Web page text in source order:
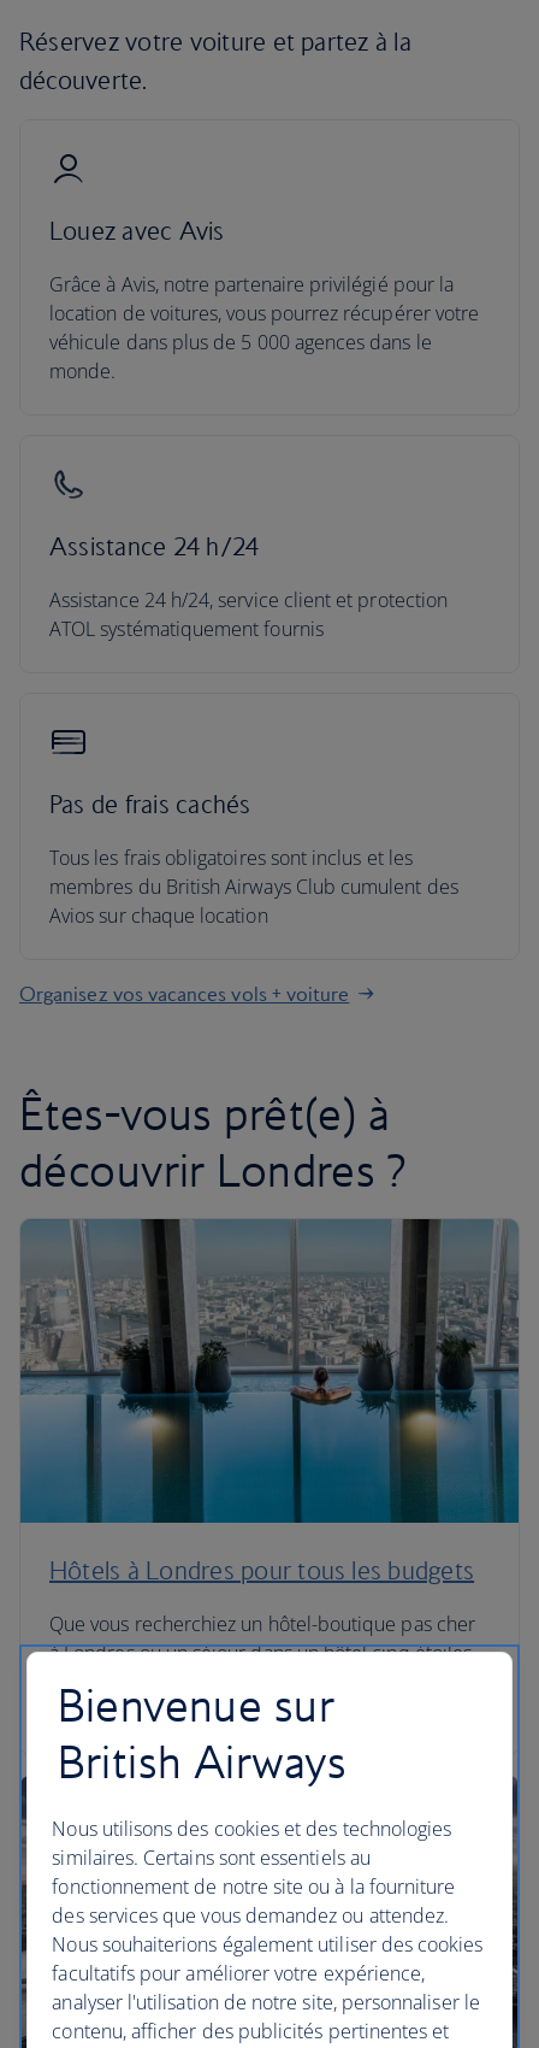
Réservez votre voiture et partez à la
découverte.
Louez avec Avis
Grâce à Avis, notre partenaire privilégié pour la
location de voitures, vous pourrez récupérer votre
véhicule dans plus de 5 000 agences dans le
monde.
Assistance 24 h/24
Assistance 24 h/24, service client et protection
ATOL systématiquement fournis
Pas de frais cachés
Tous les frais obligatoires sont inclus et les
membres du British Airways Club cumulent des
Avios sur chaque location
Organisez vos vacances vols + voiture
Êtes-vous prêt(e) à
découvrir Londres ?
Hôtels à Londres pour tous les budgets
Que vous recherchiez un hôtel-boutique pas cher
à Londres ou un séjour dans un hôtel cinq étoiles,
budgets.
Bienvenue sur
British Airways
Nous utilisons des cookies et des technologies
similaires. Certains sont essentiels au
fonctionnement de notre site ou à la fourniture
des services que vous demandez ou attendez.
Nous souhaiterions également utiliser des cookies
facultatifs pour améliorer votre expérience,
analyser l'utilisation de notre site, personnaliser le
contenu, afficher des publicités pertinentes et